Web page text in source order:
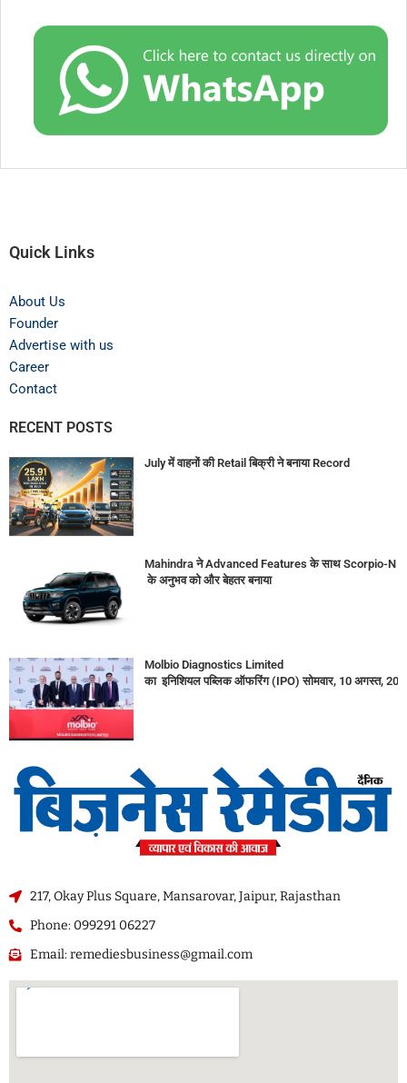
Quick Links
About Us
Founder
Advertise with us
Career
Contact
RECENT POSTS
July में वाहनों की Retail बिक्री ने बनाया Record
Mahindra ने Advanced Features के साथ Scorpio-N
के अनुभव को और बेहतर बनाया
Molbio Diagnostics Limited
का इनिशियल पब्लिक ऑफरिंग (IPO) सोमवार, 10 अगस्त,
217, Okay Plus Square, Mansarovar, Jaipur, Rajasthan
Phone: 099291 06227
Email: remediesbusiness@gmail.com